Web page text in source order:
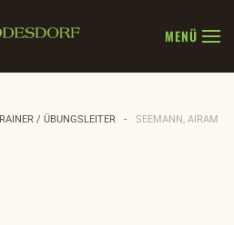
MENÜ
/ ÜBUNGSLEITER SEEMANN, AIRAM